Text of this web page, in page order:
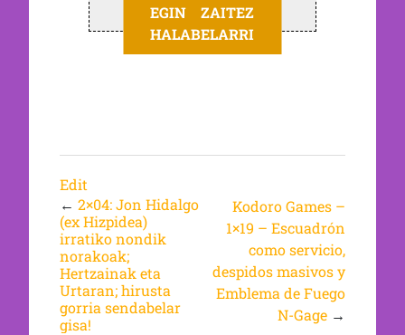
EGIN ZAITEZ
HALABELARRI
Edit
← 2×04: Jon Hidalgo
(ex Hizpidea)
irratiko nondik
norakoak;
Hertzainak eta
Urtaran; hirusta
gorria sendabelar
gisa!
Kodoro Games –
1×19 – Escuadrón
como servicio,
despidos masivos y
Emblema de Fuego
N-Gage →